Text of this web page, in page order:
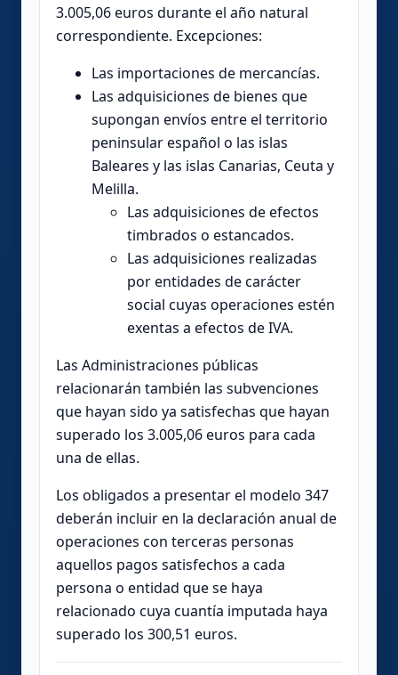
3.005,06 euros durante el año natural
correspondiente. Excepciones:
Las importaciones de mercancías.
Las adquisiciones de bienes que
supongan envíos entre el territorio
peninsular español o las islas
Baleares y las islas Canarias, Ceuta y
Melilla.
Las adquisiciones de efectos
timbrados o estancados.
Las adquisiciones realizadas
por entidades de carácter
social cuyas operaciones estén
exentas a efectos de IVA.
Las Administraciones públicas
relacionarán también las subvenciones
que hayan sido ya satisfechas que hayan
superado los 3.005,06 euros para cada
una de ellas.
Los obligados a presentar el modelo 347
deberán incluir en la declaración anual de
operaciones con terceras personas
aquellos pagos satisfechos a cada
persona o entidad que se haya
relacionado cuya cuantía imputada haya
superado los 300,51 euros.